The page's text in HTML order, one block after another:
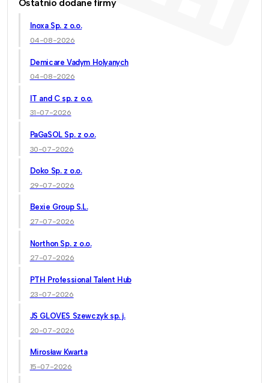
Ostatnio dodane firmy
Inoxa Sp. z o.o.
04-08-2026
Demicare Vadym Holyanych
04-08-2026
IT and C sp. z o.o.
31-07-2026
PaGaSOL Sp. z o.o.
30-07-2026
Doko Sp. z o.o.
29-07-2026
Bexie Group S.L.
27-07-2026
Northon Sp. z o.o.
27-07-2026
PTH Professional Talent Hub
23-07-2026
JS GLOVES Szewczyk sp. j.
20-07-2026
Mirosław Kwarta
15-07-2026